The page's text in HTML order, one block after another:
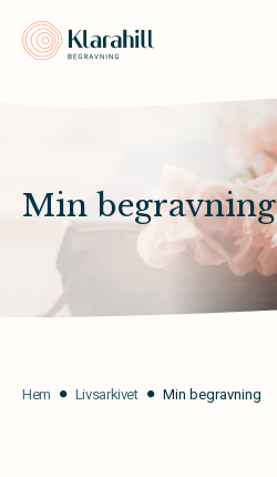
Min begravning
Hem Livsarkivet Min begravning